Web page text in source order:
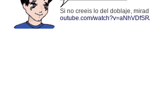
Si no creeis lo del doblaje,
outube.com/